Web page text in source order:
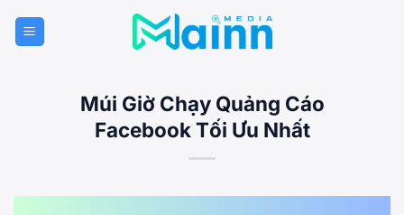
qua
Múi Giờ Chạy Quảng Cáo
Facebook Tối Ưu Nhất